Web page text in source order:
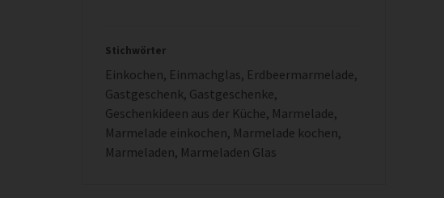
Stichwörter
Einkochen, Einmachglas, Erdbeermarmelade,
Gastgeschenk, Gastgeschenke,
Geschenkideen aus der Küche, Marmelade,
Marmelade einkochen, Marmelade kochen,
Marmeladen, Marmeladen Glas